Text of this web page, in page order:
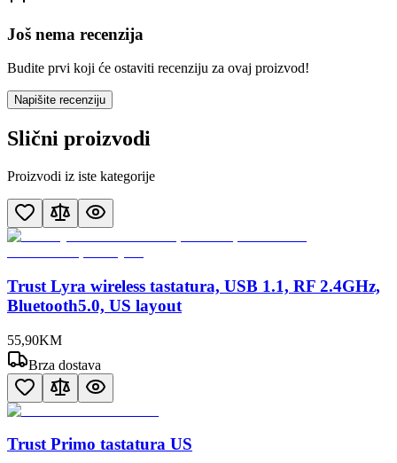
Još nema recenzija
Budite prvi koji će ostaviti recenziju za ovaj proizvod!
Napišite recenziju
Slični proizvodi
Proizvodi iz iste kategorije
Trust Lyra wireless tastatura, USB 1.1, RF 2.4GHz,
Bluetooth5.0, US layout
55,90KM
Brza dostava
Trust Primo tastatura US